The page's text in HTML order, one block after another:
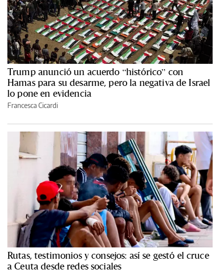
Trump anunció un acuerdo “histórico” con
Hamas para su desarme, pero la negativa de Israel
lo pone en evidencia
Francesca Cicardi
Rutas, testimonios y consejos: así se gestó el cruce
a Ceuta desde redes sociales